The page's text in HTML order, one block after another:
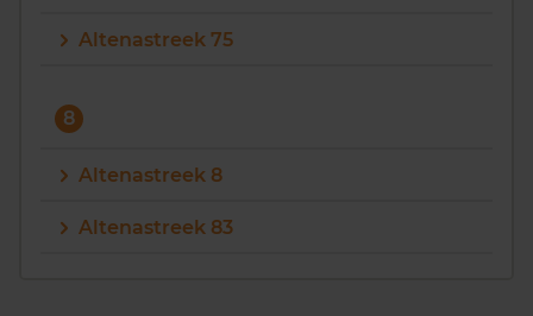
Altenastreek 75
8
Altenastreek 8
Altenastreek 83